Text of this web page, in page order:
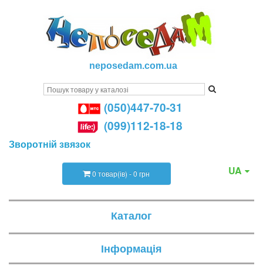
neposedam.com.ua
(050)447-70-31
(099)112-18-18
Зворотній звязок
UA
0 товар(ів) - 0 грн
Каталог
Інформація